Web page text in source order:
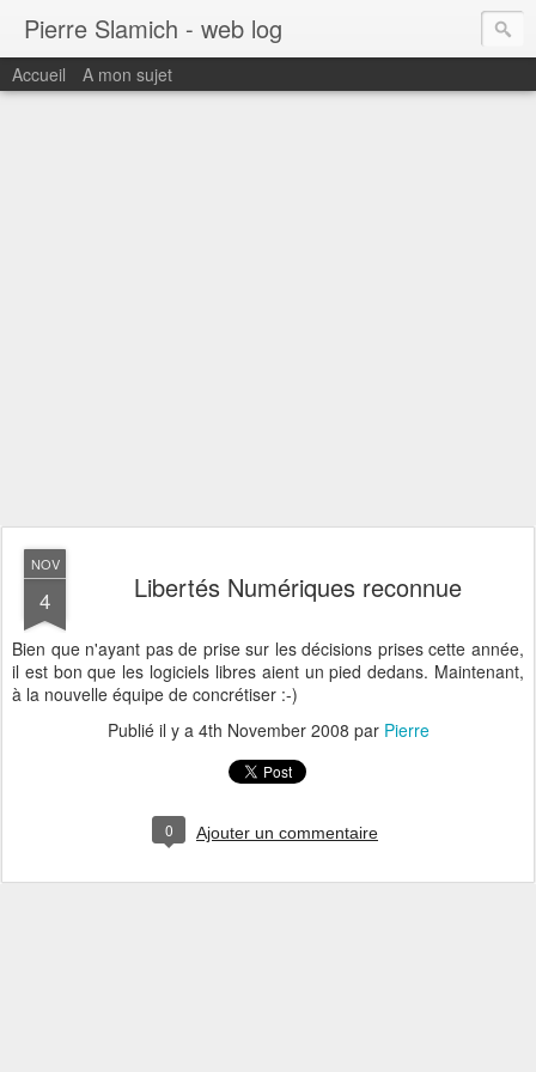
Pierre Slamich - web log
Accueil A mon sujet
NOV
4 Libertés Numériques reconnue
Bien que n'ayant pas de prise sur les décisions prises cette année,
il est bon que les logiciels libres aient un pied dedans. Maintenant,
à la nouvelle équipe de concrétiser :-)
Publié il y a 4th November 2008 par Pierre
0 Ajouter un commentaire